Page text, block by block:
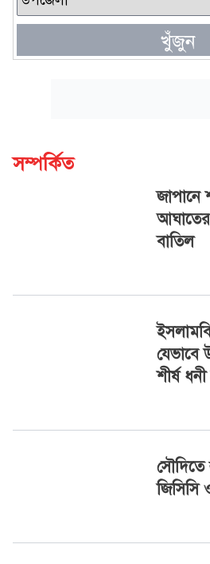
খুঁজুন
সম্পর্কিত
জাপানে
আঘাতের
বাতিল
যেভাবে
শীর্ষ
সৌদিতে